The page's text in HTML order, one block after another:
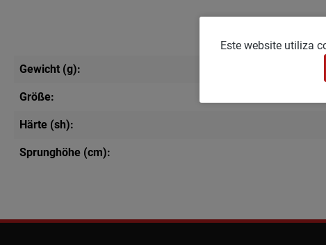
Gewicht (g):
Größe:
Härte (sh):
Sprunghöhe (cm):
Este website utiliza